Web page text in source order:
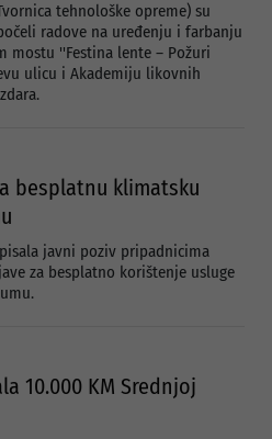
tehnološke opreme) su
radove na uređenju i farbanju
mostu ''Festina lente – Požuri
ulicu i Akademiju likovnih
besplatnu klimatsku
javni poziv pripadnicima
za besplatno korištenje usluge
10.000 KM Srednjoj